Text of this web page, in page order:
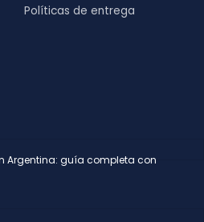
Políticas de entrega
Argentina: guía completa con